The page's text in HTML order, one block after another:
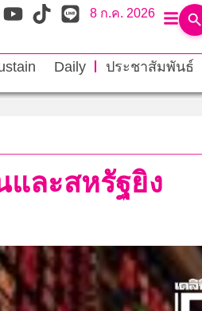
8 ก.ค. 2026
Daily ประชาสัมพันธ์
ละสหรัฐยิง